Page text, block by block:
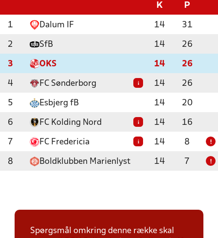
K P
1 Dalum IF 14 31
2 SfB 14 26
3 OKS 14 26
4 FC Sønderborg i 14 26
5 Esbjerg fB 14 20
6 FC Kolding Nord i 14 16
7 FC Fredericia i 14 8 !
8 Boldklubben Marienlyst 14 7 !
Spørgsmål omkring denne række skal